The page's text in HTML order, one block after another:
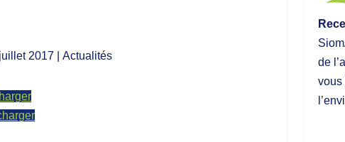
2017 | Actualités
de
vous